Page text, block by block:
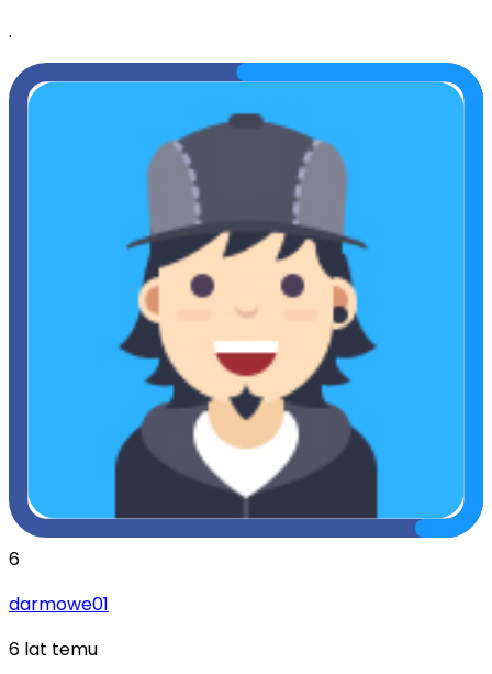
.
6
darmowe01
6 lat temu